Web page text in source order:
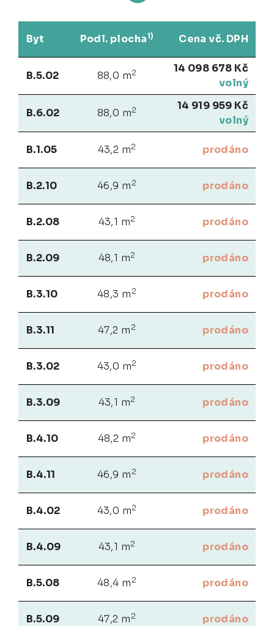
Byt Podl. plocha1) Cena vč. DPH
B.5.02 88,0 m2
14 098 678 Kč
volný
B.6.02 88,0 m2
14 919 959 Kč
volný
B.1.05 43,2 m2 prodáno
B.2.10 46,9 m 2 prodáno
B.2.08 43,1 m2 prodáno
B.2.09 48,1 m2 prodáno
B.3.10 48,3 m 2 prodáno
B.3.11 47,2 m 2 prodáno
B.3.02 43,0 m2 prodáno
B.3.09 43,1 m2 prodáno
B.4.10 48,2 m2 prodáno
B.4.11 46,9 m 2 prodáno
B.4.02 43,0 m2 prodáno
B.4.09 43,1 m2 prodáno
B.5.08 48,4 m 2 prodáno
B.5.09 47,2 m 2 prodáno